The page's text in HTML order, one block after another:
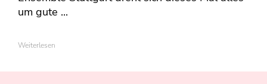
um gute ...
Weiterlesen